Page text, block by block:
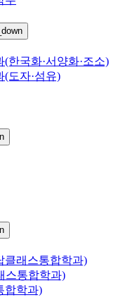
한국화·서양화·조소)
(도자·섬유)
클래스통합학과)
스통합학과)
합학과)